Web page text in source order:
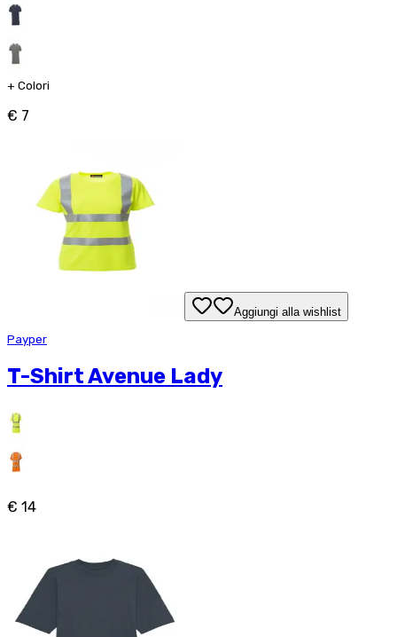
+ Colori
€ 7
Aggiungi alla wishlist
Payper
T-Shirt Avenue Lady
€ 14